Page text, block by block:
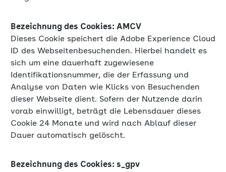
Bezeichnung des Cookies: AMCV
Dieses Cookie speichert die Adobe Experience Cloud
ID des Webseitenbesuchenden. Hierbei handelt es
sich um eine dauerhaft zugewiesene
Identifikationsnummer, die der Erfassung und
Analyse von Daten wie Klicks von Besuchenden
dieser Webseite dient. Sofern der Nutzende darin
vorab einwilligt, beträgt die Lebensdauer dieses
Cookie 24 Monate und wird nach Ablauf dieser
Dauer automatisch gelöscht.
Bezeichnung des Cookies: s_gpv